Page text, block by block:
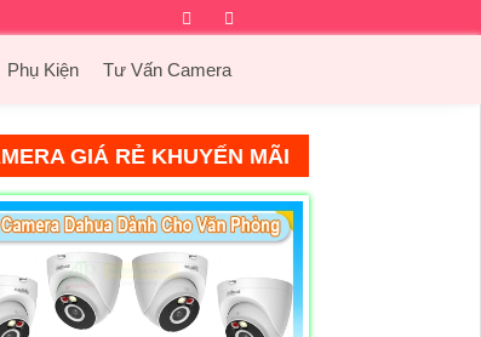
Facebook
Phụ Kiện Tư Vấn Camera
GIÁ RẺ KHUYẾN MÃI